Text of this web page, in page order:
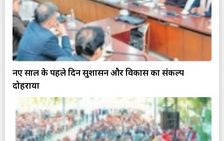
नए साल के पहले दिन सुशासन और विकास का संकल्प
दोहराया